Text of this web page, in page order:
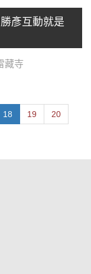
彥互動就是
藏寺
18 19 20